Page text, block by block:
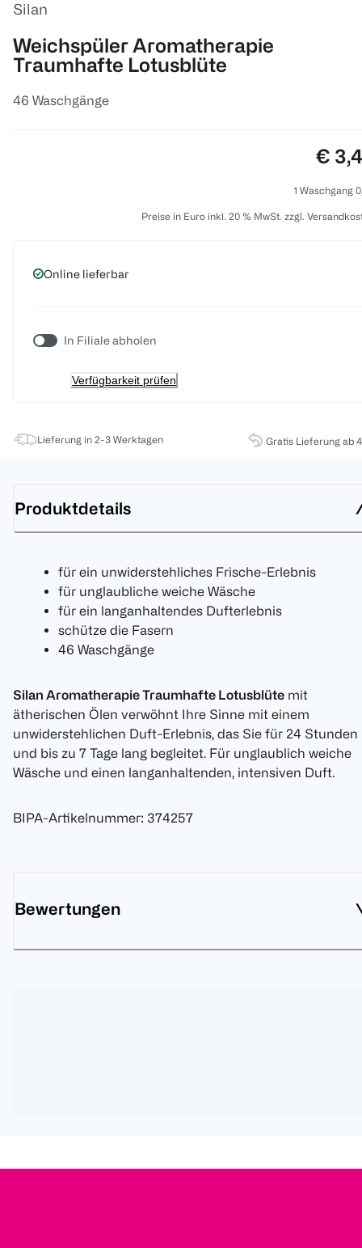
Silan
Weichspüler Aromatherapie
Traumhafte Lotusblüte
46 Waschgänge
€
1 Waschgang
Preise in Euro inkl. 20 % MwSt. zzgl.
Online lieferbar
In Filiale abholen
Verfügbarkeit prüfen
Lieferung in 2-3 Werktagen Gratis Lieferung ab
Produktdetails
für ein unwiderstehliches Frische-Erlebnis
für unglaubliche weiche Wäsche
für ein langanhaltendes Dufterlebnis
schütze die Fasern
46 Waschgänge
Silan Aromatherapie Traumhafte Lotusblüte mit
ätherischen Ölen verwöhnt Ihre Sinne mit einem
unwiderstehlichen Duft-Erlebnis, das Sie für 24 Stunden
und bis zu 7 Tage lang begleitet. Für unglaublich weiche
Wäsche und einen langanhaltenden, intensiven Duft.
BIPA-Artikelnummer: 374257
Bewertungen